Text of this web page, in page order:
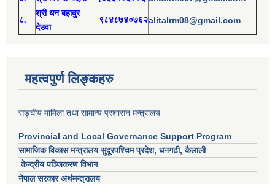
८.
श्री धन बहादुर
देउवा
९८४८७४०७६२alitalrm08@gmail.com
महत्वपुर्ण लिङ्कहरु
सङ्घीय मामिला तथा सामान्य प्रशासन मन्त्रालय
Provincial and Local Governance Support Program
सामाजिक विकास मन्त्रालय सुदूरपश्चिम प्रदेश, धनगढी, कैलाली
केन्द्रीय पञ्जिकरण विभाग
नेपाल सरकार अर्थमन्त्रालय